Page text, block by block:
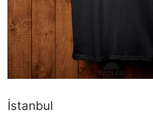
İstanbul